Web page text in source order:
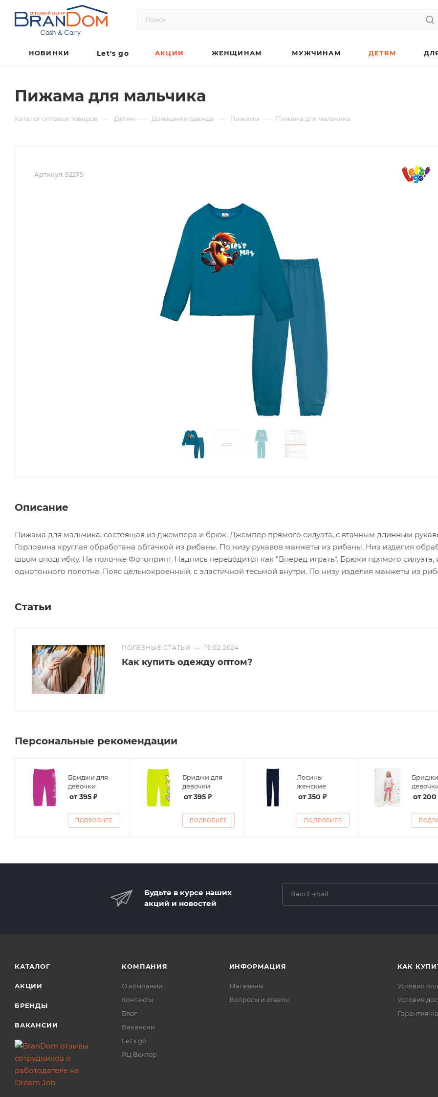
НОВИНКИ Let's go АКЦИИ ЖЕНЩИНАМ МУЖЧИНАМ ДЕТЯМ
Пижама для мальчика
Каталог оптовых товаров — Детям — Домашняя одежда — Пижамы — Пижама для мальчика
Артикул: 92275
Описание
Пижама для мальчика, состоящая из джемпера и брюк. Джемпер прямого силуэта, с втачным длинным
Горловина круглая обработана обтачкой из рибаны. По низу рукавов манжеты из рибаны. Низ изделия
швом вподгибку. На полочке Фотопринт. Надпись переводится как "Вперед играть". Брюки прямого силуэта,
однотонного полотна. Пояс цельнокроенный, с эластичной тесьмой внутри. По низу изделия манжеты из
Статьи
ПОЛЕЗНЫЕ СТАТЬИ — 15.02.2024
Как купить одежду оптом?
Персональные рекомендации
Бриджи для
девочки
от395 ₽
ПОДРОБНЕЕ
Бриджи для
девочки
от395 ₽
ПОДРОБНЕЕ
Лосины
женские
от350 ₽
ПОДРОБНЕЕ
от200
Будьте в курсе наших
акций и новостей
КАТАЛОГ
АКЦИИ
БРЕНДЫ
ВАКАНСИИ
КОМПАНИЯ
О компании
Контакты
Блог
Вакансии
Let's go
РЦ Вектор
ИНФОРМАЦИЯ
Магазины
Вопросы и ответы
КАК
Условия
Условия
Гарантия